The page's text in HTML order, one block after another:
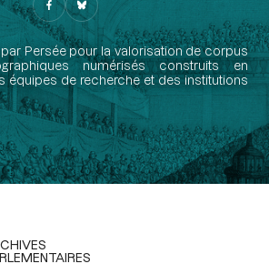
Persée pour la valorisation de corpus
numérisés construits en
équipes de recherche et des institutions